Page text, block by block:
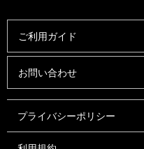
ご利用ガイド
お問い合わせ
プライバシーポリシー